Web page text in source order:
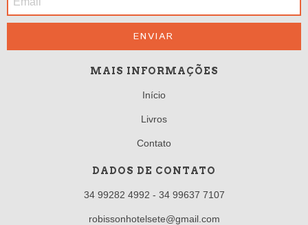
MAIS INFORMAÇÕES
Início
Livros
Contato
DADOS DE CONTATO
34 99282 4992 - 34 99637 7107
robissonhotelsete@gmail.com